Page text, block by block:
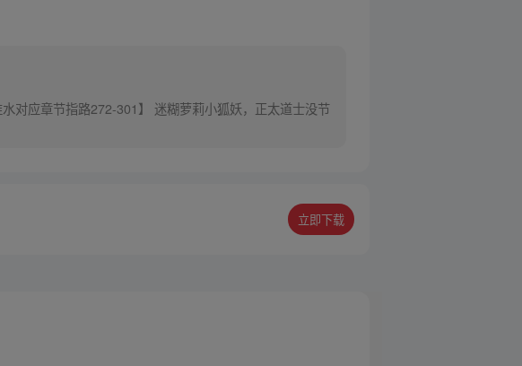
对应章节指路272-301】 迷糊萝莉小狐妖，正太道士没节
立即下载